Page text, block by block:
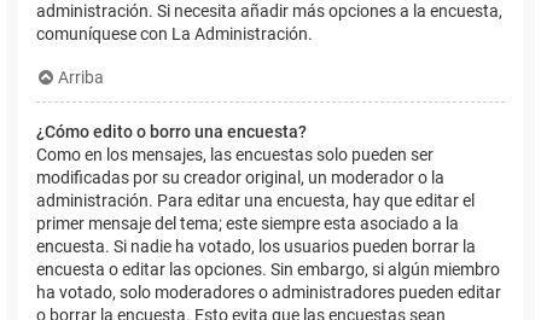
administración. Si necesita añadir más opciones a la encuesta,
comuníquese con La Administración.
Arriba
¿Cómo edito o borro una encuesta?
Como en los mensajes, las encuestas solo pueden ser
modificadas por su creador original, un moderador o la
administración. Para editar una encuesta, hay que editar el
primer mensaje del tema; este siempre esta asociado a la
encuesta. Si nadie ha votado, los usuarios pueden borrar la
encuesta o editar las opciones. Sin embargo, si algún miembro
ha votado, solo moderadores o administradores pueden editar
o borrar la encuesta. Esto evita que las encuestas sean